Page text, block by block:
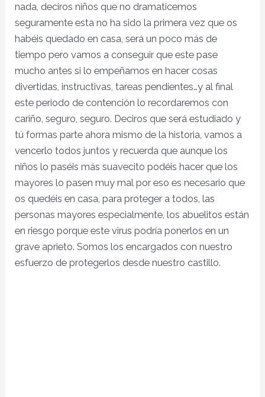
nada, deciros niños que no dramaticemos
seguramente esta no ha sido la primera vez que os
habéis quedado en casa, será un poco más de
tiempo pero vamos a conseguir que este pase
mucho antes si lo empeñamos en hacer cosas
divertidas, instructivas, tareas pendientes…y al final
este periodo de contención lo recordaremos con
cariño, seguro, seguro. Deciros que será estudiado y
tú formas parte ahora mismo de la historia, vamos a
vencerlo todos juntos y recuerda que aunque los
niños lo paséis más suavecito podéis hacer que los
mayores lo pasen muy mal por eso es necesario que
os quedéis en casa, para proteger a todos, las
personas mayores especialmente, los abuelitos están
en riesgo porque este virus podría ponerlos en un
grave aprieto. Somos los encargados con nuestro
esfuerzo de protegerlos desde nuestro castillo.